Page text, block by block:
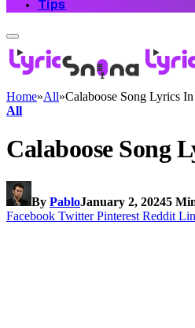
Tips
Home»All»Calaboose Song Lyrics
All
Calaboose Song
By PabloJanuary 2, 20245
Facebook Twitter Pinterest Reddit